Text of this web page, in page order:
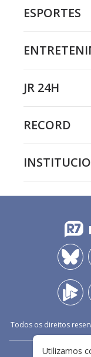
ESPORTES
JR 24H
RECORD
Todos os direitos
Utilizamos